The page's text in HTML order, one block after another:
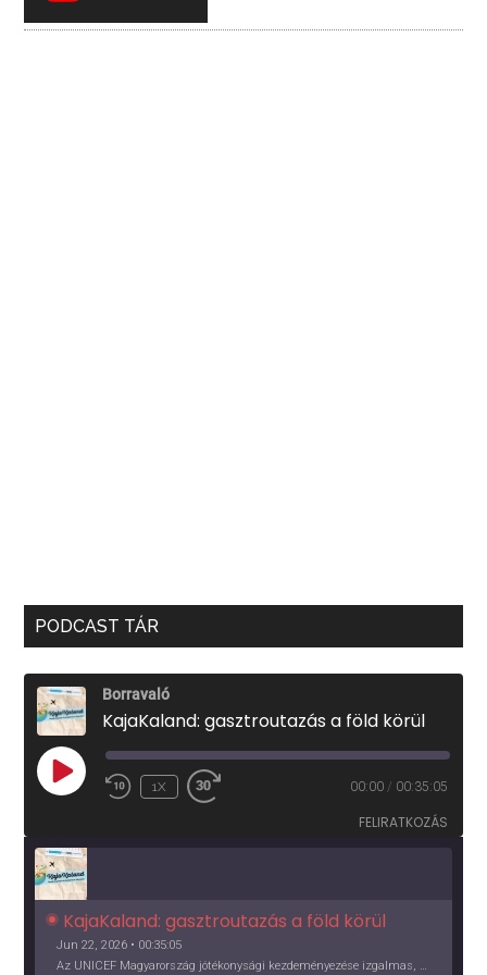
PODCAST TÁR
Borravaló
KajaKaland: gasztroutazás a föld körül
PLAY
EPISODE
1X 00:00 / 00:35:05
FELIRATKOZÁS
KajaKaland: gasztroutazás a föld körül
Jun 22, 2026 • 00:35:05
Az UNICEF Magyarország jótékonysági kezdeményezése izgalmas, egész éves világkörüli ízutazásra hív, igazi családi program és gasztroedukáció, illetve segítség a rászorulóknak is egyben.